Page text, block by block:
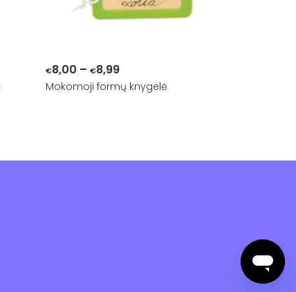
€8,00 – €8,99Price
range:
Mokomoji formų knygelė